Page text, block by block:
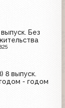
Без
8 выпуск.
- годом